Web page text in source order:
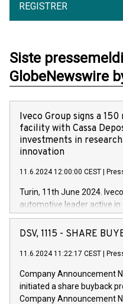
REGISTRER
Siste
GlobeNewswire
Iveco Group signs a
facility with Cassa
investments in
innovation
11.6.2024 12:00:00 CEST
Turin, 11th June 2024.
automotive leader active
Vehicles, Powertrain and
has successfully signed a
new projects in Italy
by CDP, Iveco Group will
architectures in the field of
DSV, 1115 - SHARE
11.6.2024 11:22:17 CEST
Company Announcement
initiated a share buyback
Company Announcement